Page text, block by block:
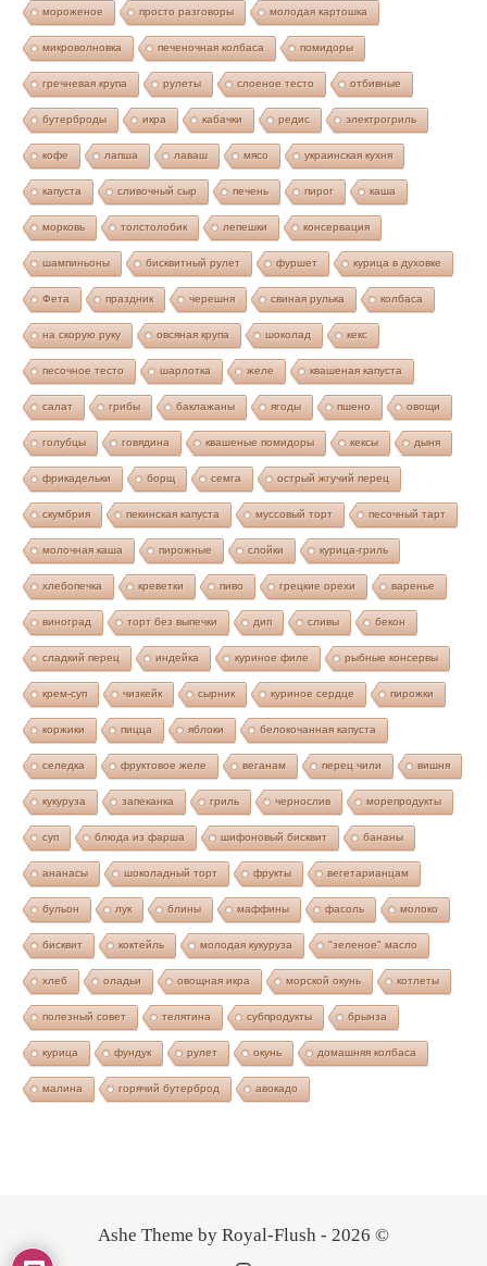
мороженое просто разговоры молодая картошка
микроволновка печеночная колбаса помидоры
гречневая крупа рулеты слоеное тесто отбивные
бутерброды икра кабачки редис электрогриль
кофе лапша лаваш мясо украинская кухня
капуста сливочный сыр печень пирог каша
морковь толстолобик лепешки консервация
шампиньоны бисквитный рулет фуршет курица в духовке
Фета праздник черешня свиная рулька колбаса
на скорую руку овсяная крупа шоколад кекс
песочное тесто шарлотка желе квашеная капуста
салат грибы баклажаны ягоды пшено овощи
голубцы говядина квашеные помидоры кексы дыня
фрикадельки борщ семга острый жгучий перец
скумбрия пекинская капуста муссовый торт песочный тарт
молочная каша пирожные слойки курица-гриль
хлебопечка креветки пиво грецкие орехи варенье
виноград торт без выпечки дип сливы бекон
сладкий перец индейка куриное филе рыбные консервы
крем-суп чизкейк сырник куриное сердце пирожки
коржики пицца яблоки белокочанная капуста
селедка фруктовое желе веганам перец чили вишня
кукуруза запеканка гриль чернослив морепродукты
суп блюда из фарша шифоновый бисквит бананы
ананасы шоколадный торт фрукты вегетарианцам
бульон лук блины маффины фасоль молоко
бисквит коктейль молодая кукуруза "зеленое" масло
хлеб оладьи овощная икра морской окунь котлеты
полезный совет телятина субпродукты брынза
курица фундук рулет окунь домашняя колбаса
малина горячий бутерброд авокадо
Ashe Theme by Royal-Flush - 2026 ©